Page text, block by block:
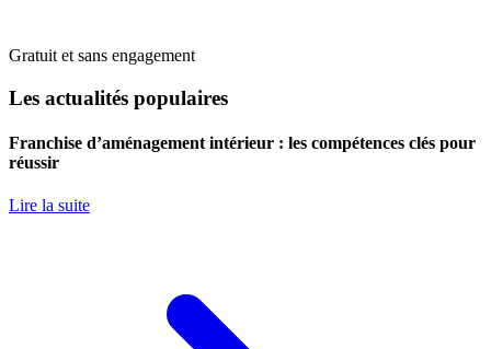
Gratuit et sans engagement
Les actualités populaires
Franchise d’aménagement intérieur : les compétences clés pour
réussir
Lire la suite